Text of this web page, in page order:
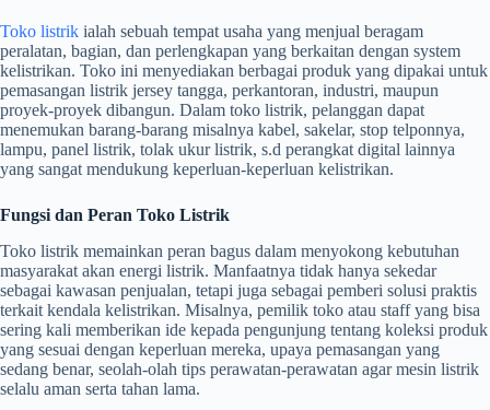
Toko listrik ialah sebuah tempat usaha yang menjual beragam
peralatan, bagian, dan perlengkapan yang berkaitan dengan system
kelistrikan. Toko ini menyediakan berbagai produk yang dipakai untuk
pemasangan listrik jersey tangga, perkantoran, industri, maupun
proyek-proyek dibangun. Dalam toko listrik, pelanggan dapat
menemukan barang-barang misalnya kabel, sakelar, stop telponnya,
lampu, panel listrik, tolak ukur listrik, s.d perangkat digital lainnya
yang sangat mendukung keperluan-keperluan kelistrikan.
Fungsi dan Peran Toko Listrik
Toko listrik memainkan peran bagus dalam menyokong kebutuhan
masyarakat akan energi listrik. Manfaatnya tidak hanya sekedar
sebagai kawasan penjualan, tetapi juga sebagai pemberi solusi praktis
terkait kendala kelistrikan. Misalnya, pemilik toko atau staff yang bisa
sering kali memberikan ide kepada pengunjung tentang koleksi produk
yang sesuai dengan keperluan mereka, upaya pemasangan yang
sedang benar, seolah-olah tips perawatan-perawatan agar mesin listrik
selalu aman serta tahan lama.